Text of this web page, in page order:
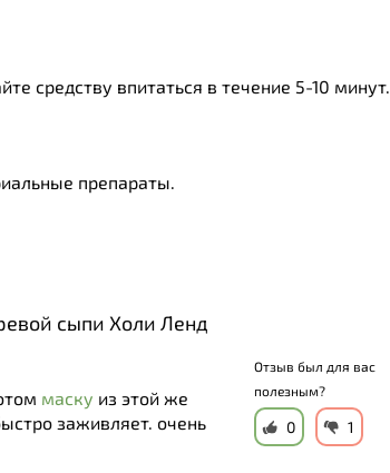
средству впитаться в течение 5-10 минут.
препараты.
сыпи Холи Ленд
маску из этой же
заживляет. очень
Отзыв был для вас
полезным?
0 1